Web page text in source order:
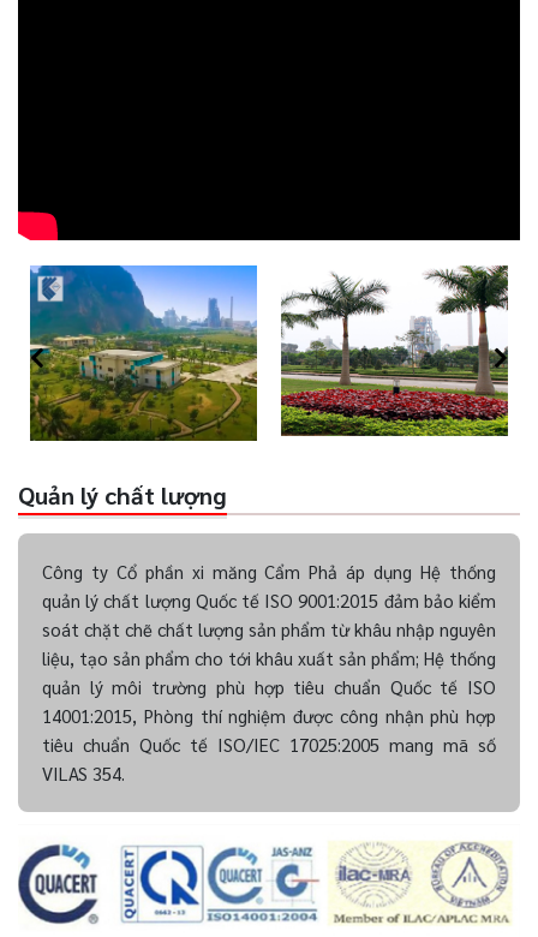
Quản lý chất lượng
Công ty Cổ phần xi măng Cẩm Phả áp dụng Hệ thống
quản lý chất lượng Quốc tế ISO 9001:2015 đảm bảo kiểm
soát chặt chẽ chất lượng sản phẩm từ khâu nhập nguyên
liệu, tạo sản phẩm cho tới khâu xuất sản phẩm; Hệ thống
quản lý môi trường phù hợp tiêu chuẩn Quốc tế ISO
14001:2015, Phòng thí nghiệm được công nhận phù hợp
tiêu chuẩn Quốc tế ISO/IEC 17025:2005 mang mã số
VILAS 354.